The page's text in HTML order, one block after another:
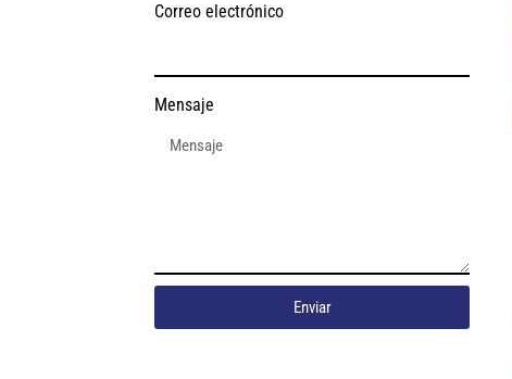
Correo electrónico
Mensaje
Enviar